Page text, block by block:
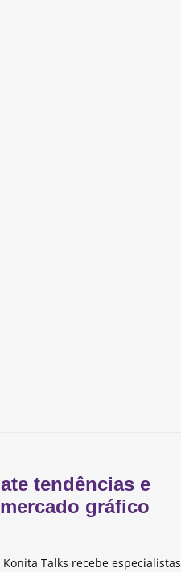
tendências e
gráfico
Talks recebe especialistas